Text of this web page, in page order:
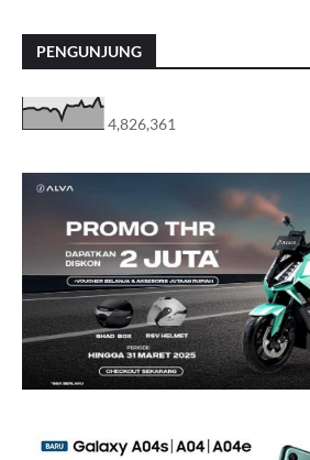
PENGUNJUNG
4,826,361